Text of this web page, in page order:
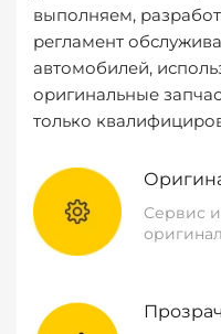
выполняем,
регламент
автомобилей,
оригинальные
только
Сервис